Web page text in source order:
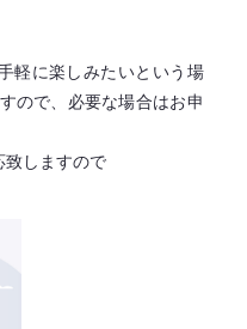
軽に楽しみたいという場
ので、必要な場合はお申
致しますので